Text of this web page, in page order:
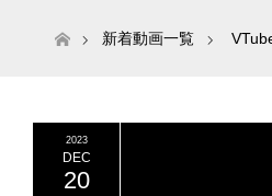
ホーム新着動画一覧
2023
DEC
20